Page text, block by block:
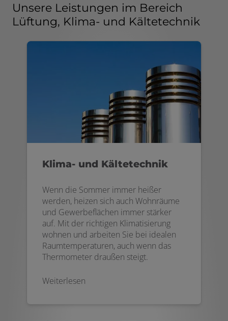
Unsere Leistungen im Bereich
Lüftung, Klima- und Kältetechnik
Klima- und Kältetechnik
Wenn die Sommer immer heißer
werden, heizen sich auch Wohnräume
und Gewerbeflächen immer stärker
auf. Mit der richtigen Klimatisierung
wohnen und arbeiten Sie bei idealen
Raumtemperaturen, auch wenn das
Thermometer draußen steigt.
Weiterlesen